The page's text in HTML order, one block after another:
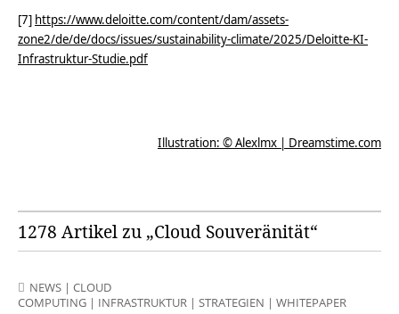
[7] https://www.deloitte.com/content/dam/assets-
zone2/de/de/docs/issues/sustainability-climate/2025/Deloitte-KI-
Infrastruktur-Studie.pdf
Illustration: © Alexlmx | Dreamstime.com
1278 Artikel zu „Cloud Souveränität“
NEWS | CLOUD
COMPUTING | INFRASTRUKTUR | STRATEGIEN | WHITEPAPER